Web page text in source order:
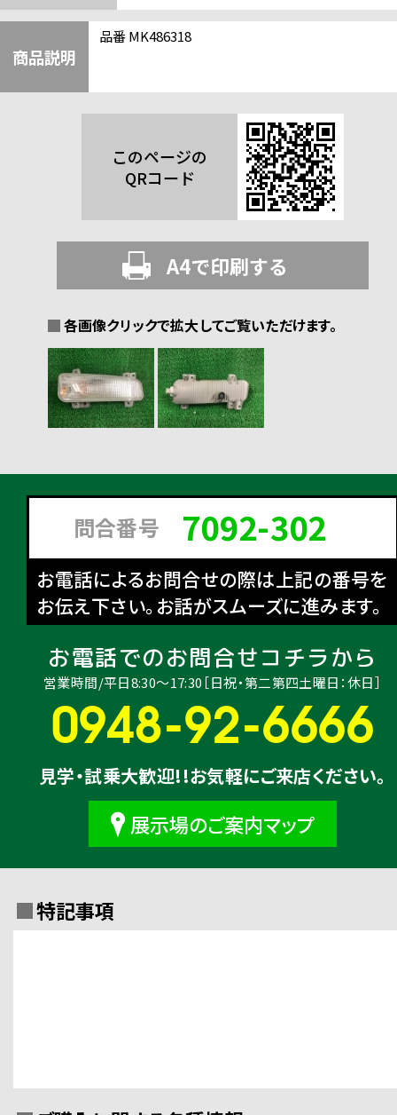
商品説明
品番 MK486318
このページの
QRコード
A4で印刷する
各画像クリックで拡大してご覧いただけます。
問合番号 7092-302
お電話によるお問合せの際は上記の番号を
お伝え下さい。お話がスムーズに進みます。
お電話でのお問合せコチラから
営業時間/平日8:30〜17:30［日祝・第二第四土曜日：休日］
0948-92-6666
見学・試乗大歓迎!!お気軽にご来店ください。
展示場のご案内マップ
特記事項